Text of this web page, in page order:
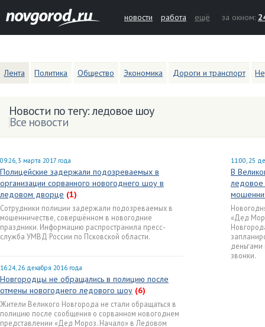
новости работа ещё за окном:
Лента Политика Общество Экономика Дороги и транспорт
Новости по тегу: ледовое шоу
Все новости
09:26, 3 марта 2017 года
Полицейские задержали подозреваемых в
организации сорванного новогоднего шоу в
ледовом дворце (1)
Сотрудники полиции задержали подозреваемых в
мошенничестве, совершённом в новогодние
праздники. Информацию распространила пресс-
служба УМВД России по Псковской области.
16:24, 26 декабря 2016 года
Новгородцы не обращались в полицию после
отмены новогоднего ледового шоу (6)
Жители Великого Новгорода не стали обращаться в
полицию после сообщения о сорванном новогоднем
представлении «Дед Мороз. Начало» в Ледовом
11:00, 25
В
ледовое
«Дед
звонки.